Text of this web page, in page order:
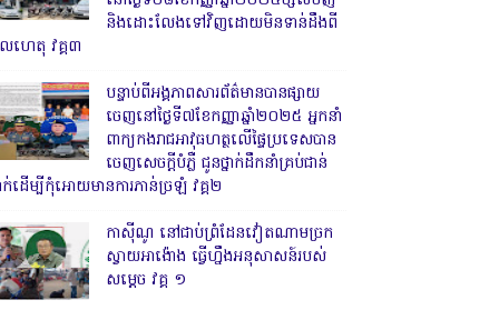
និងដោះលែងទៅវិញដោយមិនទាន់ដឹងពី
ហេតុ វគ្គ៣
បន្ទាប់ពីអង្គភាពសារព័ត៌មានបានផ្សាយ
ចេញនៅថ្ងៃទី៧ខែកញ្ញាឆ្នាំ២០២៥ អ្នកនាំ
ពាក្យកងរាជអាវុធហត្ថលើផ្ទៃប្រទេសបាន
ចេញសេចក្តីបំភ្លឺ ជូនថ្នាក់ដឹកនាំគ្រប់ជាន់
ាក់ដើម្បីកុំអោយមានការភាន់ច្រឡំ វគ្គ២
កាសុីណូ នៅជាប់ព្រំដែនវៀតណាមច្រក
ស្វាយអាង៉ោង ធ្វើហ្នឹងអនុសាសន៍របស់
សម្ដេច វគ្គ ១